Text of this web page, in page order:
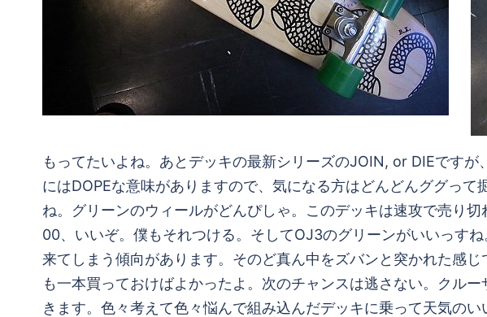
もってたいよね。あとデッキの最新シリーズのJOIN, or DIEです
にはDOPEな意味がありますので、気になる方はどんどんググっ
ね。グリーンのウィールがどんぴしゃ。このデッキは速攻で売り
00、いいぞ。僕もそれつける。そしてOJ3のグリーンがいいっす
来てしまう傾向があります。そのど真ん中をズバンと突かれた感
も一本買っておけばよかったよ。次のチャンスは逃さない。クル
きます。色々考えて色々悩んで組み込んだデッキに乗って天気の